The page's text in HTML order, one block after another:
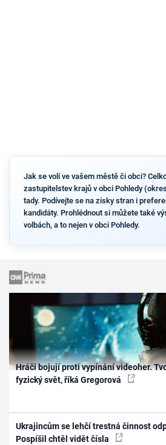
Jak se volí ve vašem městě či obci?
zastupitelstev krajů v obci Pohledy
tady. Podívejte se na zisky stran i
kandidáty. Prohlédnout si můžete také
volbách, a to nejen v obci Pohledy.
Hráči bojují proti vypínání videoher.
fyzický svět, říká Gregorová
Ukrajincům se lehčí trestná činnost
Pospíšil chtěl vidět čísla